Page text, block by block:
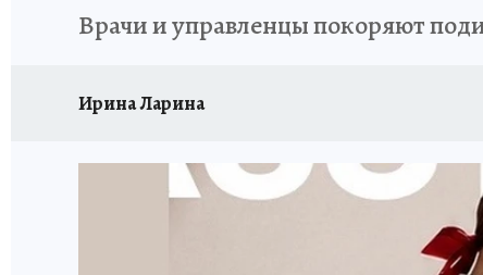
Врачи и управленцы покоряют
Ирина Ларина